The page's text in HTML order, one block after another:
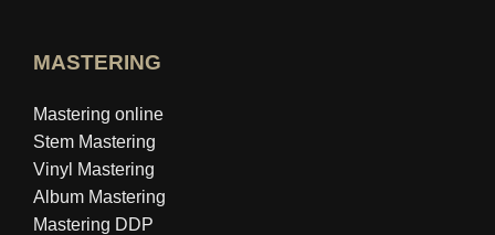
MASTERING
Mastering online
Stem Mastering
Vinyl Mastering
Album Mastering
Mastering DDP